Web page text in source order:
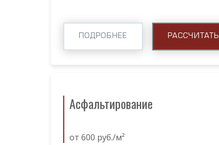
ПОДРОБНЕЕ РАССЧИТАТЬ
Асфальтирование
от 600 руб./м²